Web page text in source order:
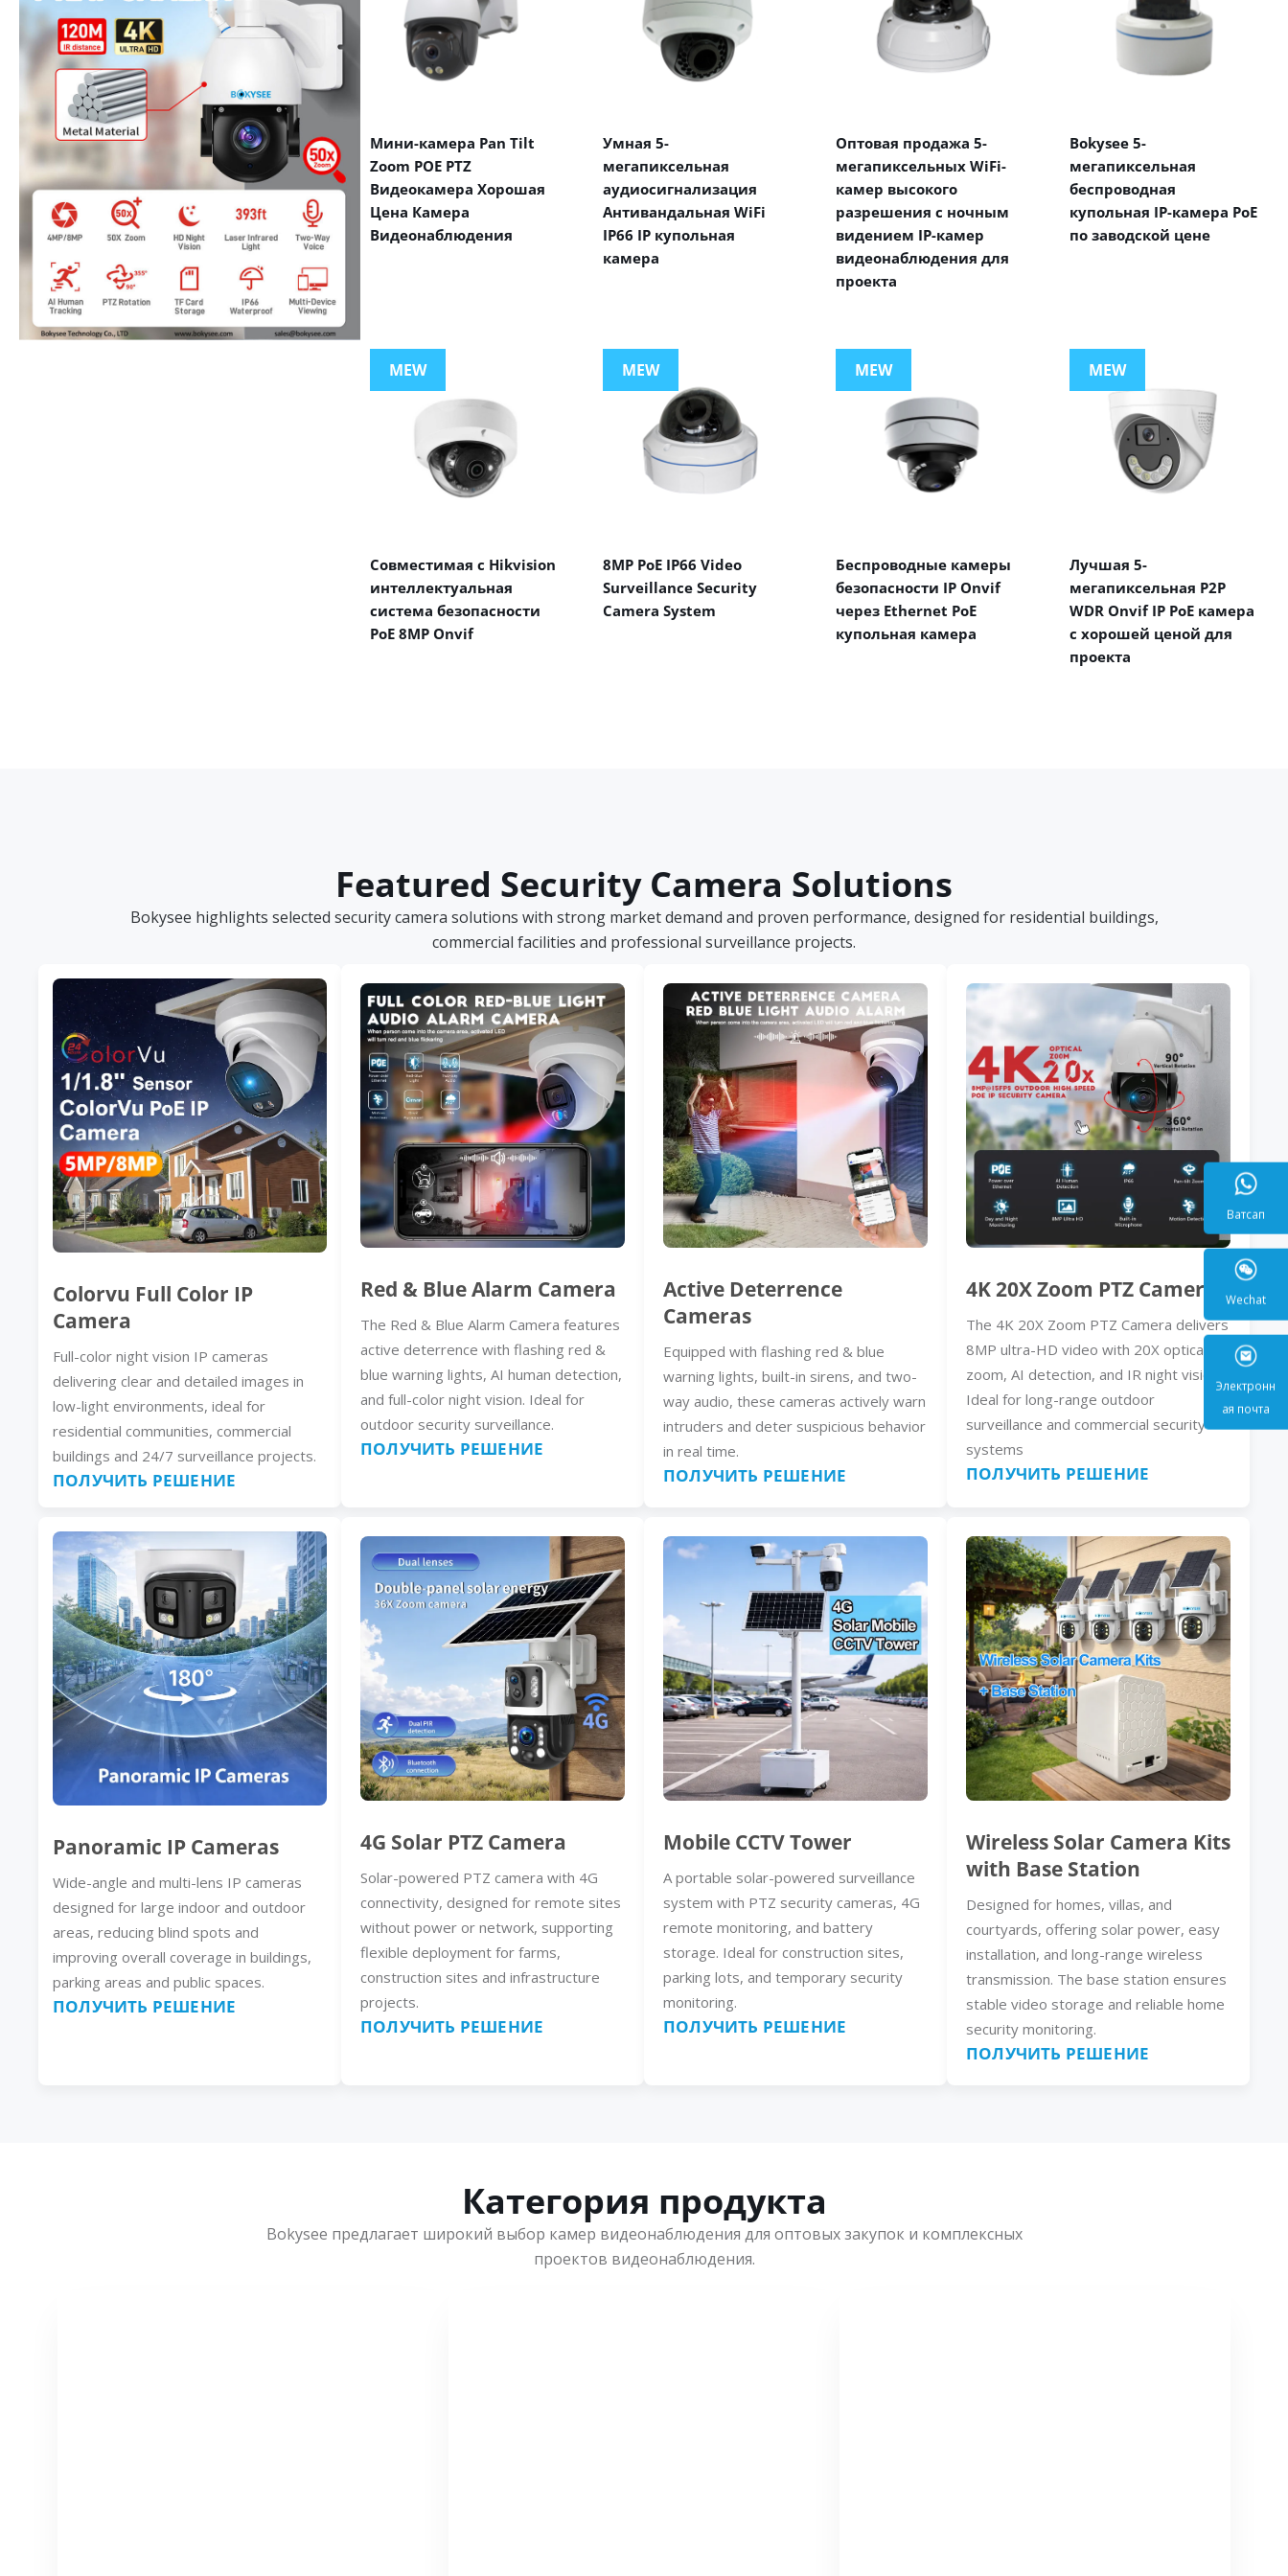
Мини-камера Pan Tilt
Zoom POE PTZ
Видеокамера Хорошая
Цена Камера
Видеонаблюдения
Умная 5-
мегапиксельная
аудиосигнализация
Антивандальная WiFi
IP66 IP купольная
камера
Оптовая продажа 5-
мегапиксельных WiFi-
камер высокого
разрешения с ночным
видением IP-камер
видеонаблюдения для
проекта
Bokysee 5-
мегапиксельная
беспроводная
купольная IP-камера PoE
по заводской цене
MEW
Совместимая с Hikvision
интеллектуальная
система безопасности
PoE 8MP Onvif
MEW
8MP PoE IP66 Video
Surveillance Security
Camera System
MEW
Беспроводные камеры
безопасности IP Onvif
через Ethernet PoE
купольная камера
MEW
Лучшая 5-
мегапиксельная P2P
WDR Onvif IP PoE камера
с хорошей ценой для
проекта
Featured Security Camera Solutions
Bokysee highlights selected security camera solutions with strong market demand and proven performance, designed for residential buildings,
commercial facilities and professional surveillance projects.
Colorvu Full Color IP
Camera
Full-color night vision IP cameras
delivering clear and detailed images in
low-light environments, ideal for
residential communities, commercial
buildings and 24/7 surveillance projects.
ПОЛУЧИТЬ РЕШЕНИЕ
Red & Blue Alarm Camera
The Red & Blue Alarm Camera features
active deterrence with flashing red &
blue warning lights, AI human detection,
and full-color night vision. Ideal for
outdoor security surveillance.
ПОЛУЧИТЬ РЕШЕНИЕ
Active Deterrence
Cameras
Equipped with flashing red & blue
warning lights, built-in sirens, and two-
way audio, these cameras actively warn
intruders and deter suspicious behavior
in real time.
ПОЛУЧИТЬ РЕШЕНИЕ
4K 20X Zoom PTZ Camera
The 4K 20X Zoom PTZ Camera delivers
8MP ultra-HD video with 20X optical
zoom, AI detection, and IR night vision.
Ideal for long-range outdoor
surveillance and commercial security
systems
ПОЛУЧИТЬ РЕШЕНИЕ
Panoramic IP Cameras
Wide-angle and multi-lens IP cameras
designed for large indoor and outdoor
areas, reducing blind spots and
improving overall coverage in buildings,
parking areas and public spaces.
ПОЛУЧИТЬ РЕШЕНИЕ
4G Solar PTZ Camera
Solar-powered PTZ camera with 4G
connectivity, designed for remote sites
without power or network, supporting
flexible deployment for farms,
construction sites and infrastructure
projects.
ПОЛУЧИТЬ РЕШЕНИЕ
Mobile CCTV Tower
A portable solar-powered surveillance
system with PTZ security cameras, 4G
remote monitoring, and battery
storage. Ideal for construction sites,
parking lots, and temporary security
monitoring.
ПОЛУЧИТЬ РЕШЕНИЕ
Wireless Solar Camera Kits
with Base Station
Designed for homes, villas, and
courtyards, offering solar power, easy
installation, and long-range wireless
transmission. The base station ensures
stable video storage and reliable home
security monitoring.
ПОЛУЧИТЬ РЕШЕНИЕ
Категория продукта
Bokysee предлагает широкий выбор камер видеонаблюдения для оптовых закупок и комплексных
проектов видеонаблюдения.